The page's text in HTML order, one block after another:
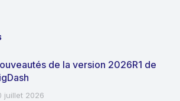
de la version 2026R1 de
juillet 2026